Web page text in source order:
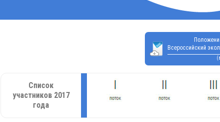
Всероссийский
Список
участников 2017
года